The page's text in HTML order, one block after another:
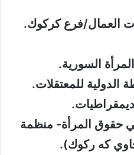
حقوق المرأة- منظمة
كه ركوك).